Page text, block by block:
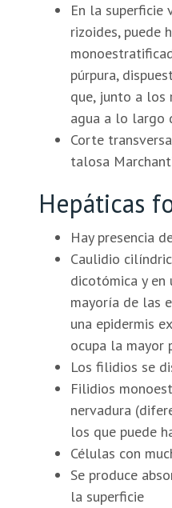
En la superficie
rizoides, puede
púrpura,
que, junto a los
agua a lo largo
Corte
talosa
Hepáticas
Hay presencia
Caulidio
dicotómica y
mayoría de las
una epidermis
ocupa la mayor
Los filidios se
Filidios
nervadura
los que puede
Células con
Se produce
la superficie